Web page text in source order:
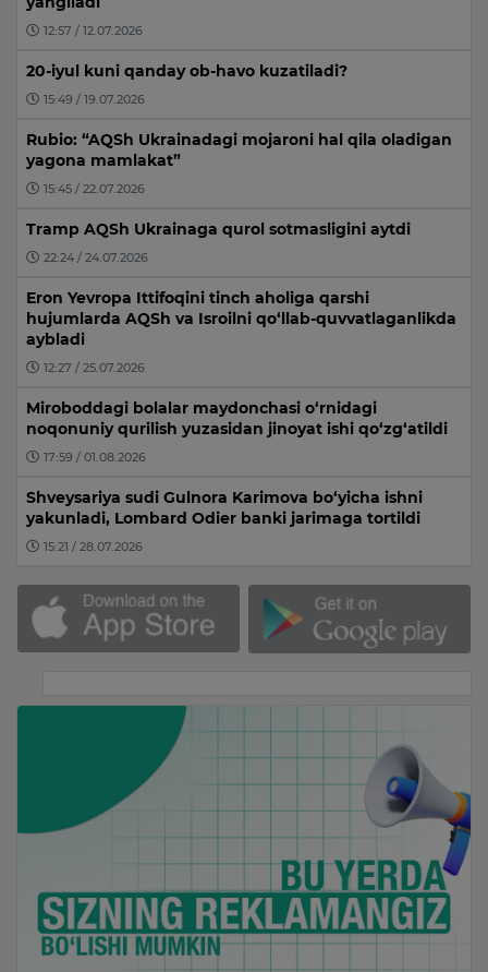
12:57 / 12.07.2026
20-iyul kuni qanday ob-havo kuzatiladi?
15:49 / 19.07.2026
Rubio: “AQSh Ukrainadagi mojaroni hal qila oladigan
yagona mamlakat”
15:45 / 22.07.2026
Tramp AQSh Ukrainaga qurol sotmasligini aytdi
22:24 / 24.07.2026
Eron Yevropa Ittifoqini tinch aholiga qarshi
hujumlarda AQSh va Isroilni qo‘llab-quvvatlaganlikda
aybladi
12:27 / 25.07.2026
Miroboddagi bolalar maydonchasi o‘rnidagi
noqonuniy qurilish yuzasidan jinoyat ishi qo‘zg‘atildi
17:59 / 01.08.2026
Shveysariya sudi Gulnora Karimova bo‘yicha ishni
yakunladi, Lombard Odier banki jarimaga tortildi
15:21 / 28.07.2026